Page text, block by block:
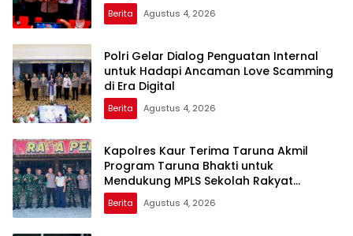
Berita Agustus 4, 2026
Polri Gelar Dialog Penguatan Internal
untuk Hadapi Ancaman Love Scamming
di Era Digital
Berita Agustus 4, 2026
Kapolres Kaur Terima Taruna Akmil
Program Taruna Bhakti untuk
Mendukung MPLS Sekolah Rakyat
Kabupaten Kaur
Berita Agustus 4, 2026